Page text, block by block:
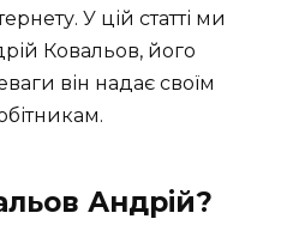
У цій статті ми
Ковальов, його
він надає своїм
Андрій?